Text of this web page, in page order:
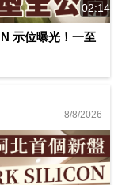
02:14
示位曝光！一至
8/8/2026